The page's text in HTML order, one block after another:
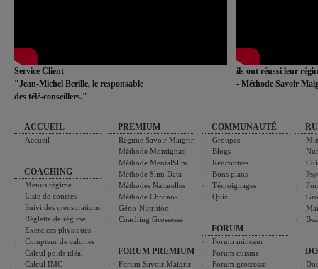
Service Client
"Jean-Michel Berille, le responsable
des télé-conseillers."
ils ont réussi leur
- Méthode Savoir
ACCUEIL
Accueil
COACHING
Menus régime
Liste de courses
Suivi des mensurations
Réglette de régime
Exercices physiques
Compteur de calories
Calcul poids idéal
Calcul IMC
PREMIUM
Régime Savoir Maigrir
Méthode Montignac
Méthode MentalSlim
Méthode Slim Data
Méthodes Naturelles
Méthode Chrono-
Géno-Nutrition
Coaching Grossesse
FORUM PREMIUM
Forum Savoir Maigrir
COMMUNAUTÉ
Groupes
Blogs
Rencontres
Bons plans
Témoignages
Quiz
FORUM
Forum minceur
Forum cuisine
Forum grossesse